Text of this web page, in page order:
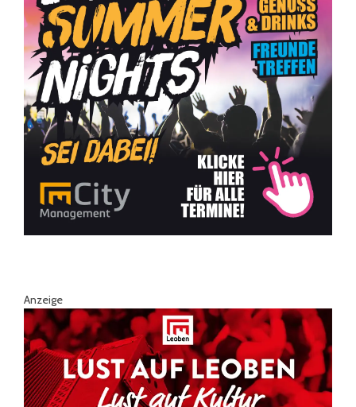
Anzeige